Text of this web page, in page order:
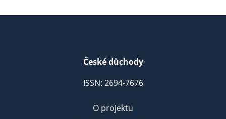
České důchody
ISSN: 2694-7676
O projektu